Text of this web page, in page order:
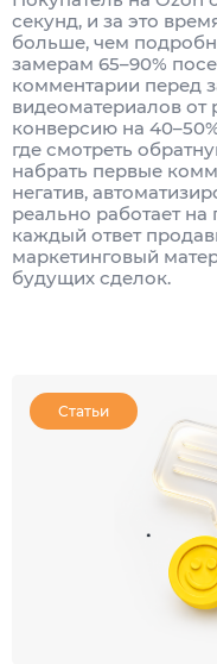
секунд, и за это
больше, чем
замерам 65–90%
комментарии перед
видеоматериалов от
конверсию на
где смотреть
набрать первые
негатив,
реально работает
каждый ответ
маркетинговый
будущих сделок.
Статьи